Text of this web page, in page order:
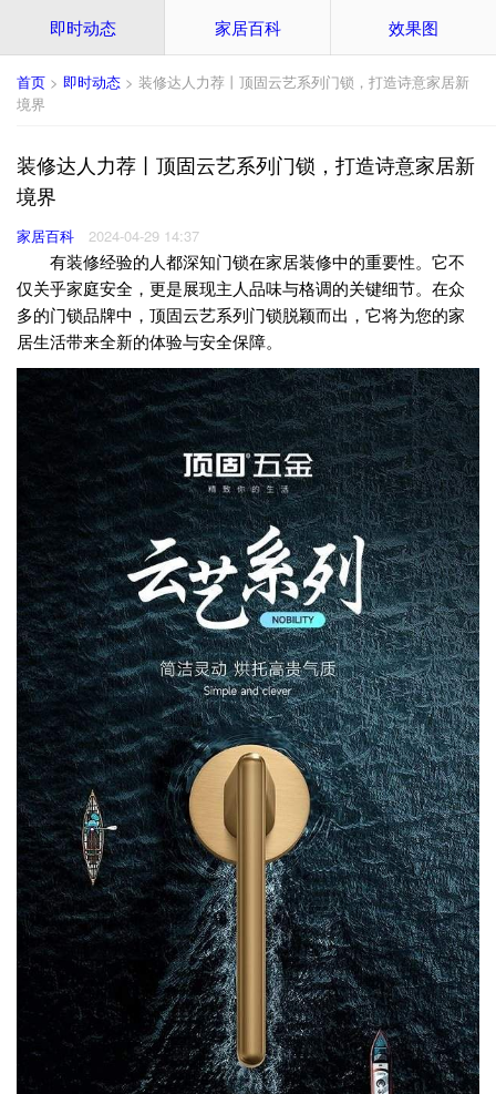
即时动态 家居百科 效果图
首页 > 即时动态 > 装修达人力荐丨顶固云艺系列门锁，打造诗意家居新
境界
装修达人力荐丨顶固云艺系列门锁，打造诗意家居新
境界
家居百科 2024-04-29 14:37
有装修经验的人都深知门锁在家居装修中的重要性。它不
仅关乎家庭安全，更是展现主人品味与格调的关键细节。在众
多的门锁品牌中，顶固云艺系列门锁脱颖而出，它将为您的家
居生活带来全新的体验与安全保障。